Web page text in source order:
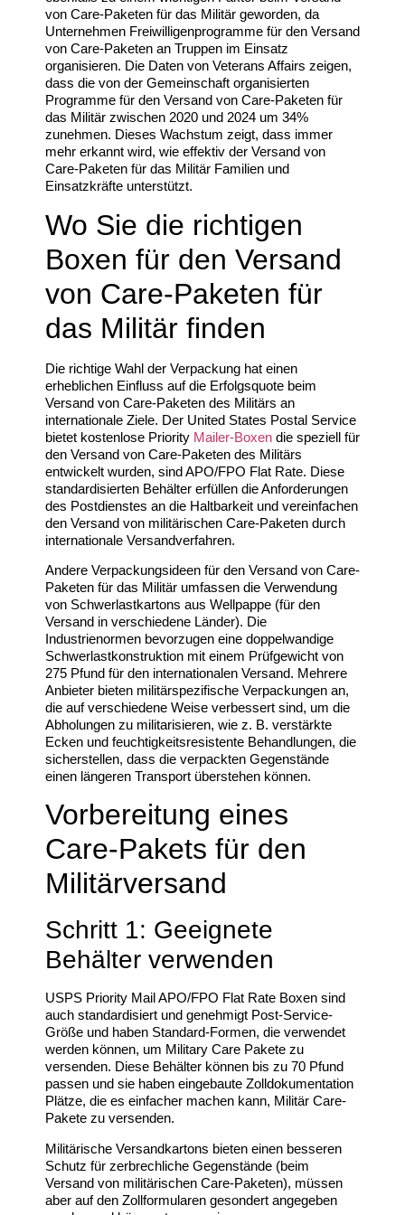
von Care-Paketen für das Militär geworden, da
Unternehmen Freiwilligenprogramme für den Versand
von Care-Paketen an Truppen im Einsatz
organisieren. Die Daten von Veterans Affairs zeigen,
dass die von der Gemeinschaft organisierten
Programme für den Versand von Care-Paketen für
das Militär zwischen 2020 und 2024 um 34%
zunehmen. Dieses Wachstum zeigt, dass immer
mehr erkannt wird, wie effektiv der Versand von
Care-Paketen für das Militär Familien und
Einsatzkräfte unterstützt.
Wo Sie die richtigen
Boxen für den Versand
von Care-Paketen für
das Militär finden
Die richtige Wahl der Verpackung hat einen
erheblichen Einfluss auf die Erfolgsquote beim
Versand von Care-Paketen des Militärs an
internationale Ziele. Der United States Postal Service
bietet kostenlose Priority Mailer-Boxen die speziell für
den Versand von Care-Paketen des Militärs
entwickelt wurden, sind APO/FPO Flat Rate. Diese
standardisierten Behälter erfüllen die Anforderungen
des Postdienstes an die Haltbarkeit und vereinfachen
den Versand von militärischen Care-Paketen durch
internationale Versandverfahren.
Andere Verpackungsideen für den Versand von Care-
Paketen für das Militär umfassen die Verwendung
von Schwerlastkartons aus Wellpappe (für den
Versand in verschiedene Länder). Die
Industrienormen bevorzugen eine doppelwandige
Schwerlastkonstruktion mit einem Prüfgewicht von
275 Pfund für den internationalen Versand. Mehrere
Anbieter bieten militärspezifische Verpackungen an,
die auf verschiedene Weise verbessert sind, um die
Abholungen zu militarisieren, wie z. B. verstärkte
Ecken und feuchtigkeitsresistente Behandlungen, die
sicherstellen, dass die verpackten Gegenstände
einen längeren Transport überstehen können.
Vorbereitung eines
Care-Pakets für den
Militärversand
Schritt 1: Geeignete
Behälter verwenden
USPS Priority Mail APO/FPO Flat Rate Boxen sind
auch standardisiert und genehmigt Post-Service-
Größe und haben Standard-Formen, die verwendet
werden können, um Military Care Pakete zu
versenden. Diese Behälter können bis zu 70 Pfund
passen und sie haben eingebaute Zolldokumentation
Plätze, die es einfacher machen kann, Militär Care-
Pakete zu versenden.
Militärische Versandkartons bieten einen besseren
Schutz für zerbrechliche Gegenstände (beim
Versand von militärischen Care-Paketen), müssen
aber auf den Zollformularen gesondert angegeben